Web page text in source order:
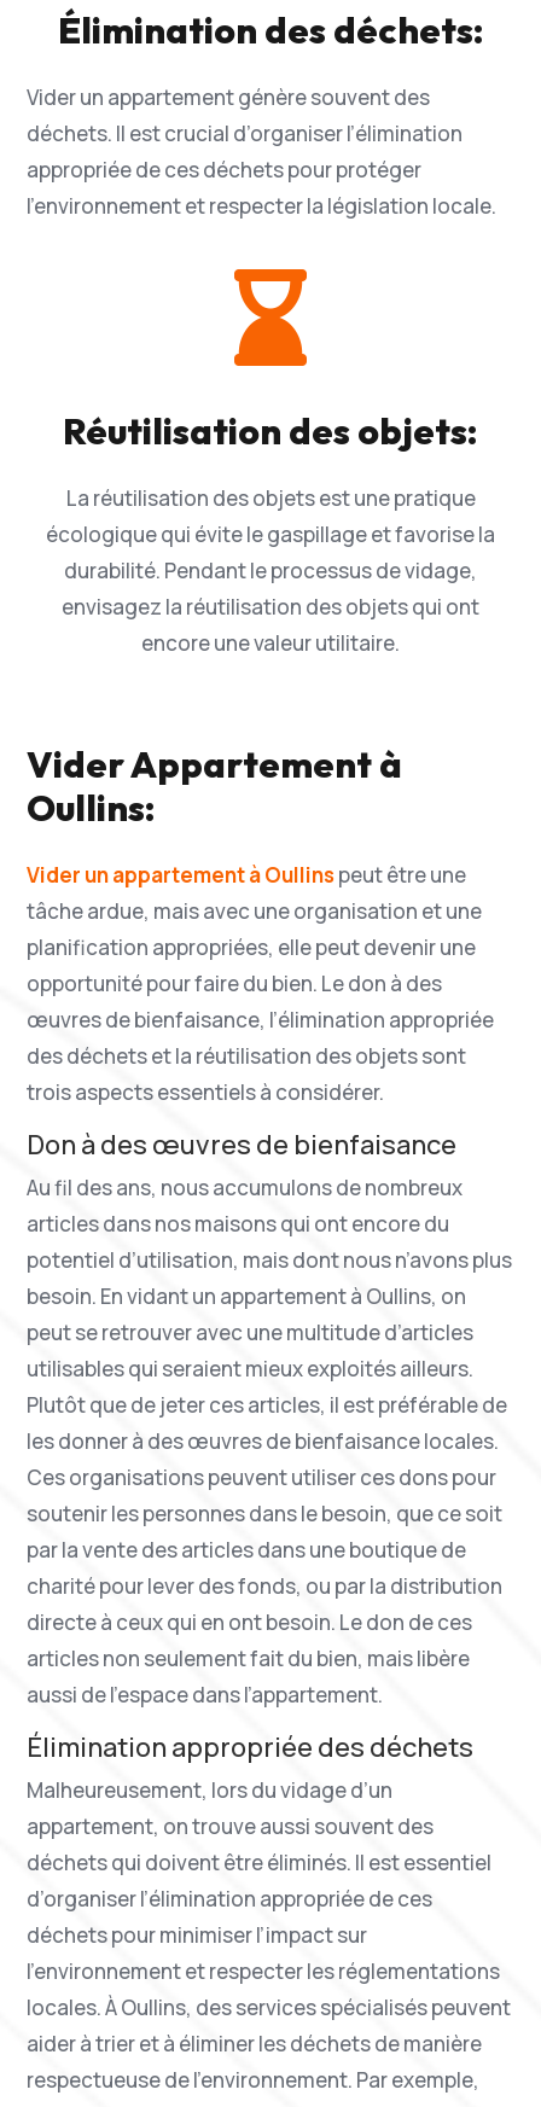
Élimination des déchets:
Vider un appartement génère souvent des
déchets. Il est crucial d’organiser l’élimination
appropriée de ces déchets pour protéger
l’environnement et respecter la législation locale.

Réutilisation des objets:
La réutilisation des objets est une pratique
écologique qui évite le gaspillage et favorise la
durabilité. Pendant le processus de vidage,
envisagez la réutilisation des objets qui ont
encore une valeur utilitaire.
Vider Appartement à
Oullins:
Vider un appartement à Oullinspeut être une
tâche ardue, mais avec une organisation et une
planification appropriées, elle peut devenir une
opportunité pour faire du bien. Le don à des
œuvres de bienfaisance, l’élimination appropriée
des déchets et la réutilisation des objets sont
trois aspects essentiels à considérer.
Don à des œuvres de bienfaisance
Au fil des ans, nous accumulons de nombreux
articles dans nos maisons qui ont encore du
potentiel d’utilisation, mais dont nous n’avons plus
besoin. En vidant un appartement à Oullins, on
peut se retrouver avec une multitude d’articles
utilisables qui seraient mieux exploités ailleurs.
Plutôt que de jeter ces articles, il est préférable de
les donner à des œuvres de bienfaisance locales.
Ces organisations peuvent utiliser ces dons pour
soutenir les personnes dans le besoin, que ce soit
par la vente des articles dans une boutique de
charité pour lever des fonds, ou par la distribution
directe à ceux qui en ont besoin. Le don de ces
articles non seulement fait du bien, mais libère
aussi de l’espace dans l’appartement.
Élimination appropriée des déchets
Malheureusement, lors du vidage d’un
appartement, on trouve aussi souvent des
déchets qui doivent être éliminés. Il est essentiel
d’organiser l’élimination appropriée de ces
déchets pour minimiser l’impact sur
l’environnement et respecter les réglementations
locales. À Oullins, des services spécialisés peuvent
aider à trier et à éliminer les déchets de manière
respectueuse de l’environnement. Par exemple,